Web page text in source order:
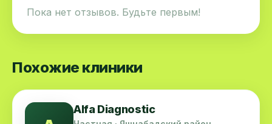
Пока нет отзывов. Будьте первым!
Похожие клиники
Alfa Diagnostic